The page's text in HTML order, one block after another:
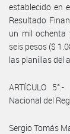
establecido en
Resultado
un mil ochenta
seis pesos ($
las planillas del
ARTÍCULO
Nacional del
Sergio Tomás